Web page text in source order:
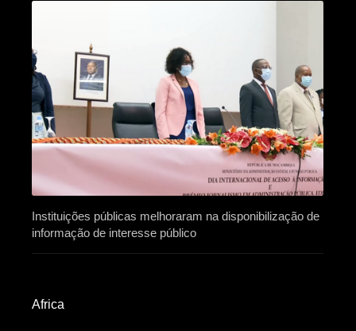
Instituições públicas melhoraram na disponibilização de
informação de interesse público
Africa​